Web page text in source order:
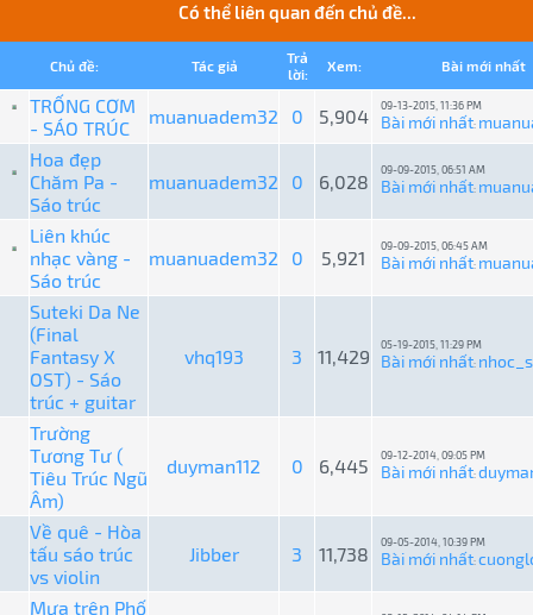
Có thể liên quan đến chủ đề...
Chủ đề: Tác giả
Trả
lời:
Xem: Bài mới nhất
TRỐNG CƠM
- SÁO TRÚC
muanuadem32 0 5,904 09-13-2015, 11:36 PM
Bài mới nhất:
Hoa đẹp
Chăm Pa -
Sáo trúc
muanuadem32 0 6,028
09-09-2015, 06:51 AM
Bài mới nhất:
Liên khúc
nhạc vàng -
Sáo trúc
muanuadem32 0 5,921
09-09-2015, 06:45 AM
Bài mới nhất:
Suteki Da Ne
(Final
Fantasy X
OST) - Sáo
trúc + guitar
vhq193 3 11,429
05-19-2015, 11:29 PM
Bài mới nhất:
Trường
Tương Tư (
Tiêu Trúc Ngũ
Âm)
duyman112 0 6,445 09-12-2014, 09:05 PM
Bài mới nhất:
Về quê - Hòa
tấu sáo trúc
vs violin
Jibber 3 11,738
09-05-2014, 10:39 PM
Bài mới nhất:
Mưa trên Phố